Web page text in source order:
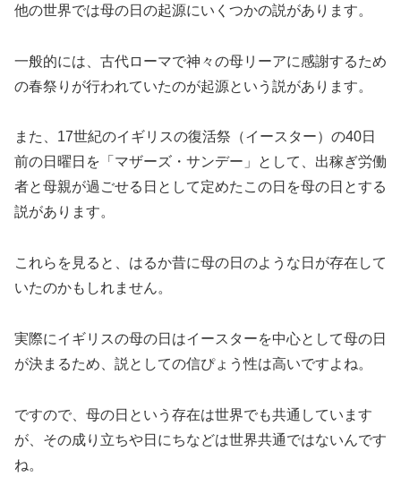
他の世界では母の日の起源にいくつかの説があります。
一般的には、古代ローマで神々の母リーアに感謝するため
の春祭りが行われていたのが起源という説があります。
また、17世紀のイギリスの復活祭（イースター）の40日
前の日曜日を「マザーズ・サンデー」として、出稼ぎ労働
者と母親が過ごせる日として定めたこの日を母の日とする
説があります。
これらを見ると、はるか昔に母の日のような日が存在して
いたのかもしれません。
実際にイギリスの母の日はイースターを中心として母の日
が決まるため、説としての信ぴょう性は高いですよね。
ですので、母の日という存在は世界でも共通しています
が、その成り立ちや日にちなどは世界共通ではないんです
ね。